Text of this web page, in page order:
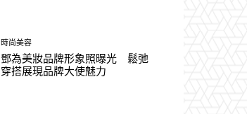
時尚美容
鄧為美妝品牌形象照曝光 鬆弛
穿搭展現品牌大使魅力